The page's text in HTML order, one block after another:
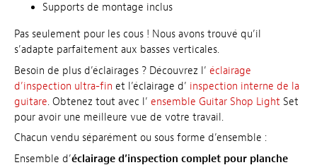
Supports de montage inclus
Pas seulement pour les cous ! Nous avons trouvé qu’il
s’adapte parfaitement aux basses verticales.
Besoin de plus d’éclairages ? Découvrez l’ éclairage
d’inspection ultra-fin et l’éclairage d’ inspection interne de la
guitare. Obtenez tout avec l’ ensemble Guitar Shop Light Set
pour avoir une meilleure vue de votre travail.
Chacun vendu séparément ou sous forme d’ensemble :
Ensemble d’éclairage d’inspection complet pour planche